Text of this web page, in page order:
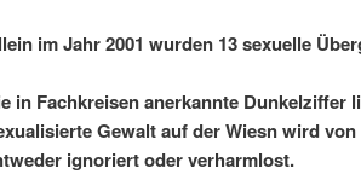
im Jahr 2001 wurden 13 sexuelle
in Fachkreisen anerkannte Dunkelziffer
Gewalt auf der Wiesn wird
ignoriert oder verharmlost.